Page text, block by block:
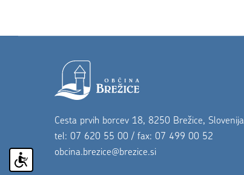
Noga strani
Cesta prvih borcev 18, 8250 Brežice, Slovenija
tel: 07 620 55 00 / fax: 07 499 00 52
obcina.brezice@brezice.si